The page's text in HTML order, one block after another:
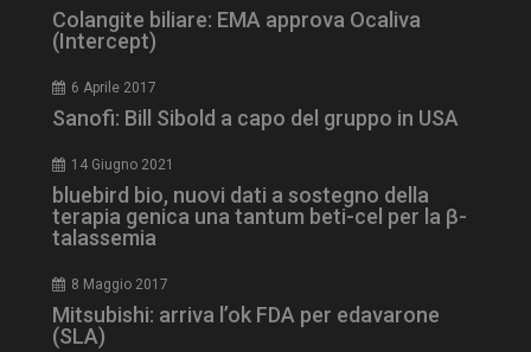
Colangite biliare: EMA approva Ocaliva
(Intercept)
6 Aprile 2017
Sanofi: Bill Sibold a capo del gruppo in USA
14 Giugno 2021
bluebird bio, nuovi dati a sostegno della
terapia genica una tantum beti-cel per la β-
talassemia
8 Maggio 2017
Mitsubishi: arriva l’ok FDA per edavarone
(SLA)
tracking-sites-
ironfish-session-id
www.dailyhealthindustry.it